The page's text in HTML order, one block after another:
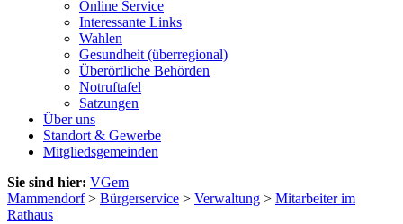
Online Service
Interessante Links
Wahlen
Gesundheit (überregional)
Überörtliche Behörden
Notruftafel
Satzungen
Über uns
Standort & Gewerbe
Mitgliedsgemeinden
Sie sind hier: VGem
Mammendorf> Bürgerservice > Verwaltung > Mitarbeiter im
Rathaus